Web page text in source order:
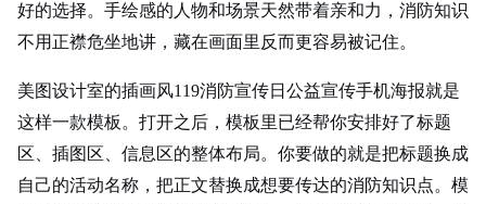
好的选择。手绘感的人物和场景天然带着亲和力，消防知识
不用正襟危坐地讲，藏在画面里反而更容易被记住。
美图设计室的插画风119消防宣传日公益宣传手机海报就是
这样一款模板。打开之后，模板里已经帮你安排好了标题
区、插图区、信息区的整体布局。你要做的就是把标题换成
自己的活动名称，把正文替换成想要传达的消防知识点。模